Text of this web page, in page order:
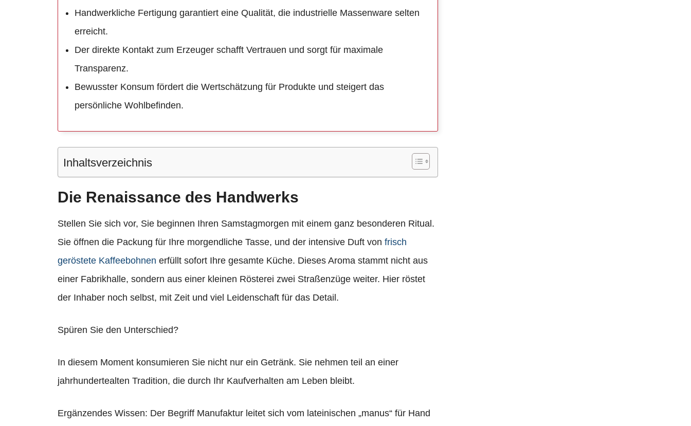
Handwerkliche Fertigung garantiert eine Qualität, die industrielle Massenware selten
erreicht.
Der direkte Kontakt zum Erzeuger schafft Vertrauen und sorgt für maximale
Transparenz.
Bewusster Konsum fördert die Wertschätzung für Produkte und steigert das
persönliche Wohlbefinden.
Inhaltsverzeichnis
Die Renaissance des Handwerks
Stellen Sie sich vor, Sie beginnen Ihren Samstagmorgen mit einem ganz besonderen Ritual.
Sie öffnen die Packung für Ihre morgendliche Tasse, und der intensive Duft von frisch
geröstete Kaffeebohnen erfüllt sofort Ihre gesamte Küche. Dieses Aroma stammt nicht aus
einer Fabrikhalle, sondern aus einer kleinen Rösterei zwei Straßenzüge weiter. Hier röstet
der Inhaber noch selbst, mit Zeit und viel Leidenschaft für das Detail.
Spüren Sie den Unterschied?
In diesem Moment konsumieren Sie nicht nur ein Getränk. Sie nehmen teil an einer
jahrhundertealten Tradition, die durch Ihr Kaufverhalten am Leben bleibt.
Ergänzendes Wissen: Der Begriff Manufaktur leitet sich vom lateinischen „manus“ für Hand